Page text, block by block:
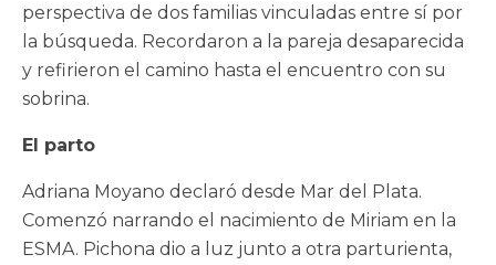
perspectiva de dos familias vinculadas entre sí por
la búsqueda. Recordaron a la pareja desaparecida
y refirieron el camino hasta el encuentro con su
sobrina.
El parto
Adriana Moyano declaró desde Mar del Plata.
Comenzó narrando el nacimiento de Miriam en la
ESMA. Pichona dio a luz junto a otra parturienta,